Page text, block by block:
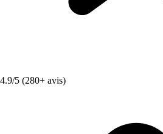
4.9/5 (280+ avis)